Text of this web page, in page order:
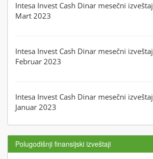
Intesa Invest Cash Dinar mesečni izveštaj
Mart 2023
Intesa Invest Cash Dinar mesečni izveštaj
Februar 2023
Intesa Invest Cash Dinar mesečni izveštaj
Januar 2023
Polugodišnji finansijski izveštaji